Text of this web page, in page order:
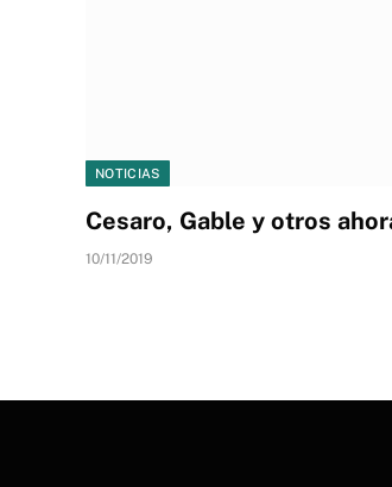
NOTICIAS
Cesaro, Gable y otros
10/11/2019